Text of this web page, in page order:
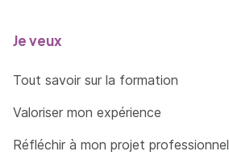
Je veux
Tout savoir sur la formation
Valoriser mon expérience
Réfléchir à mon projet professionnel